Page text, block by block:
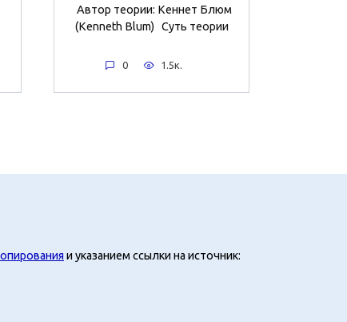
Автор теории: Кеннет Блюм
(Kenneth Blum) Суть теории
0 1.5к.
и указанием ссылки на источник: